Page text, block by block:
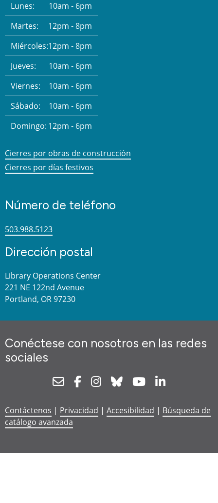
Lunes:
10am - 6pm
Martes:
12pm - 8pm
Miércoles:12pm - 8pm
Jueves:
10am - 6pm
Viernes:
10am - 6pm
Sábado:
10am - 6pm
Domingo: 12pm - 6pm
Cierres por obras de construcción
Cierres por días festivos
Número de teléfono
503.988.5123
Dirección postal
Library Operations Center
221 NE 122nd Avenue
Portland, OR 97230
Conéctese con nosotros en las redes
sociales
NewsletterFacebookInstagram
Bluesky Youtube
Contáctenos | Privacidad | Accesibilidad | Búsqueda de
catálogo avanzada